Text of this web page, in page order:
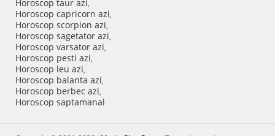
Horoscop taur azi,
Horoscop capricorn azi,
Horoscop scorpion azi,
Horoscop sagetator azi,
Horoscop varsator azi,
Horoscop pesti azi,
Horoscop leu azi,
Horoscop balanta azi,
Horoscop berbec azi,
Horoscop saptamanal